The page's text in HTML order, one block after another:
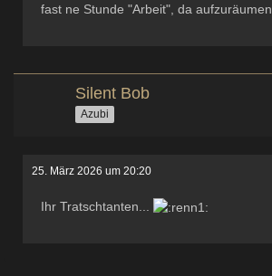
fast ne Stunde "Arbeit", da aufzuräumen
Silent Bob
Azubi
25. März 2026 um 20:20
Ihr Tratschtanten...